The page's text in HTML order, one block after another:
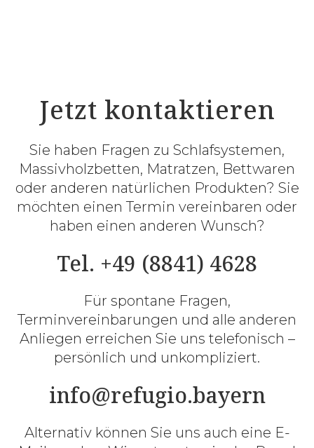
Jetzt kontaktieren
Sie haben Fragen zu Schlafsystemen,
Massivholzbetten, Matratzen, Bettwaren
oder anderen natürlichen Produkten? Sie
möchten einen Termin vereinbaren oder
haben einen anderen Wunsch?
Tel. +49 (8841) 4628
Für spontane Fragen,
Terminvereinbarungen und alle anderen
Anliegen erreichen Sie uns telefonisch –
persönlich und unkompliziert.
info@refugio.bayern
Alternativ können Sie uns auch eine E-